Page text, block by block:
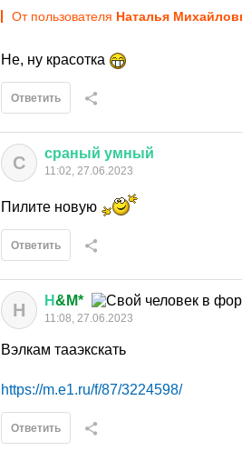
От пользователя Нaтaлья
Не, ну красотка
Ответить
С сраный умный
11:02, 27.06.2023
Пилите новую
Ответить
Н Н&M*
11:08, 27.06.2023
Вэлкам тааэкскать
https://m.e1.ru/f/87/3224598/
Ответить